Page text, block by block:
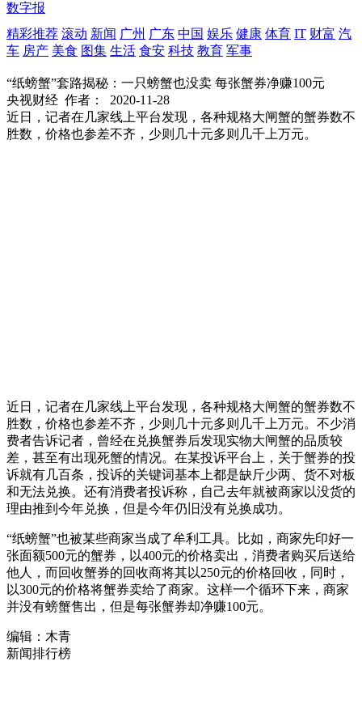
数字报
精彩推荐 滚动 新闻 广州 广东 中国 娱乐 健康 体育 IT 财富 汽
车 房产 美食 图集 生活 食安 科技 教育 军事
“纸螃蟹”套路揭秘：一只螃蟹也没卖 每张蟹券净赚100元
央视财经 作者：
2020-11-28
近日，记者在几家线上平台发现，各种规格大闸蟹的蟹券数不
胜数，价格也参差不齐，少则几十元多则几千上万元。
近日，记者在几家线上平台发现，各种规格大闸蟹的蟹券数不
胜数，价格也参差不齐，少则几十元多则几千上万元。不少消
费者告诉记者，曾经在兑换蟹券后发现实物大闸蟹的品质较
差，甚至有出现死蟹的情况。在某投诉平台上，关于蟹券的投
诉就有几百条，投诉的关键词基本上都是缺斤少两、货不对板
和无法兑换。还有消费者投诉称，自己去年就被商家以没货的
理由推到今年兑换，但是今年仍旧没有兑换成功。
“纸螃蟹”也被某些商家当成了牟利工具。比如，商家先印好一
张面额500元的蟹券，以400元的价格卖出，消费者购买后送给
他人，而回收蟹券的回收商将其以250元的价格回收，同时，
以300元的价格将蟹券卖给了商家。这样一个循环下来，商家
并没有螃蟹售出，但是每张蟹券却净赚100元。
编辑：木青
新闻排行榜